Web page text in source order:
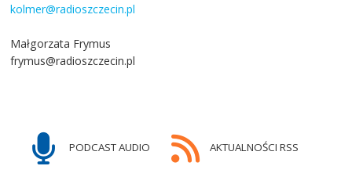
kolmer@radioszczecin.pl
Małgorzata Frymus
frymus@radioszczecin.pl
PODCAST AUDIO AKTUALNOŚCI RSS